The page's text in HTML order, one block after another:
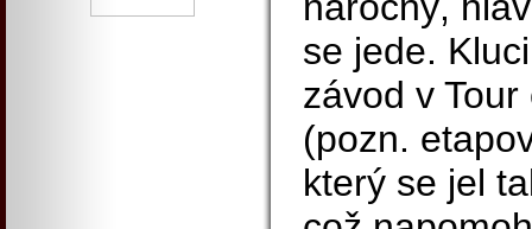
se jede.
závod v
(pozn.
který se jel